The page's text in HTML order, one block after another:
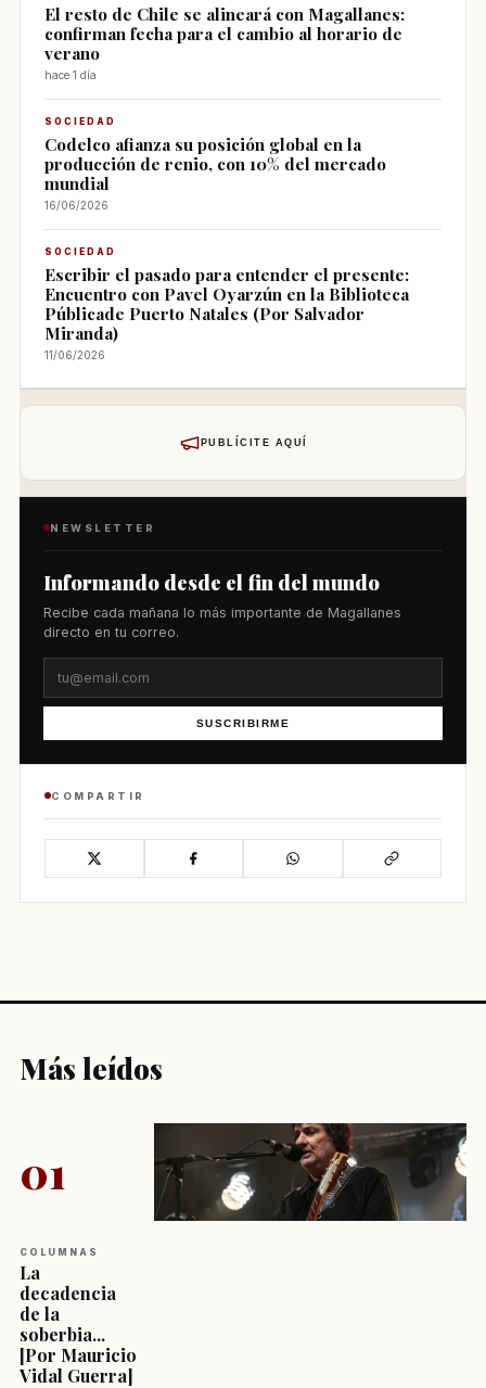
El resto de Chile se alineará con Magallanes:
confirman fecha para el cambio al horario de
verano
hace 1 día
SOCIEDAD
Codelco afianza su posición global en la
producción de renio, con 10% del mercado
mundial
16/06/2026
SOCIEDAD
Escribir el pasado para entender el presente:
Encuentro con Pavel Oyarzún en la Biblioteca
Públicade Puerto Natales (Por Salvador
Miranda)
11/06/2026
PUBLÍCITE AQUÍ
NEWSLETTER
Informando desde el fin del mundo
Recibe cada mañana lo más importante de Magallanes
directo en tu correo.
SUSCRIBIRME
COMPARTIR
Más leídos
01
COLUMNAS
La
decadencia
de la
soberbia...
[Por Mauricio
Vidal Guerra]